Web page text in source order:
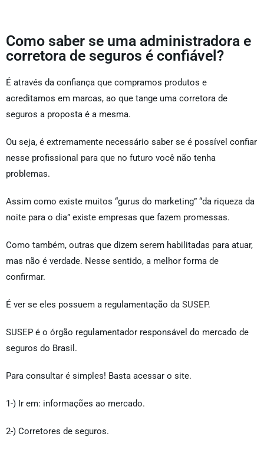
Como saber se uma administradora e
corretora de seguros é confiável?
É através da confiança que compramos produtos e
acreditamos em marcas, ao que tange uma corretora de
seguros a proposta é a mesma.
Ou seja, é extremamente necessário saber se é possível confiar
nesse profissional para que no futuro você não tenha
problemas.
Assim como existe muitos “gurus do marketing” “da riqueza da
noite para o dia” existe empresas que fazem promessas.
Como também, outras que dizem serem habilitadas para atuar,
mas não é verdade. Nesse sentido, a melhor forma de
confirmar.
É ver se eles possuem a regulamentação da SUSEP.
SUSEP é o órgão regulamentador responsável do mercado de
seguros do Brasil.
Para consultar é simples! Basta acessar o site.
1-) Ir em: informações ao mercado.
2-) Corretores de seguros.